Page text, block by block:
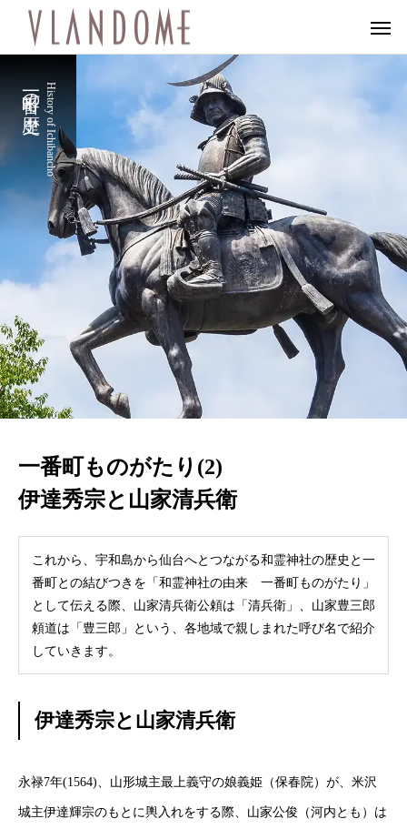
History of Ichibancho
一番町の歴史
一番町ものがたり(2)
伊達秀宗と山家清兵衛
これから、宇和島から仙台へとつながる和霊神社の歴史と一
番町との結びつきを「和霊神社の由来 一番町ものがたり」
として伝える際、山家清兵衛公頼は「清兵衛」、山家豊三郎
頼道は「豊三郎」という、各地域で親しまれた呼び名で紹介
していきます。
伊達秀宗と山家清兵衛
永禄7年(1564)、山形城主最上義守の娘義姫（保春院）が、米沢
城主伊達輝宗のもとに輿入れをする際、山家公俊（河内とも）は